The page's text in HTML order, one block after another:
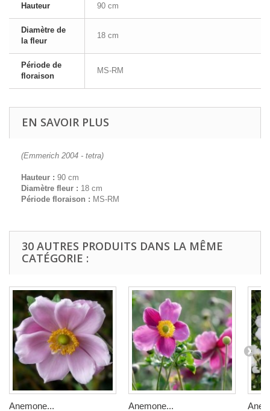
Hauteur 90 cm
Diamètre de
la fleur
18 cm
Période de
floraison
MS-RM
EN SAVOIR PLUS
(Emmerich 2004 - tetra)
Hauteur : 90 cm
Diamètre fleur : 18 cm
Période floraison : MS-RM
30 AUTRES PRODUITS DANS LA MÊME
CATÉGORIE :
Anemone... Anemone...